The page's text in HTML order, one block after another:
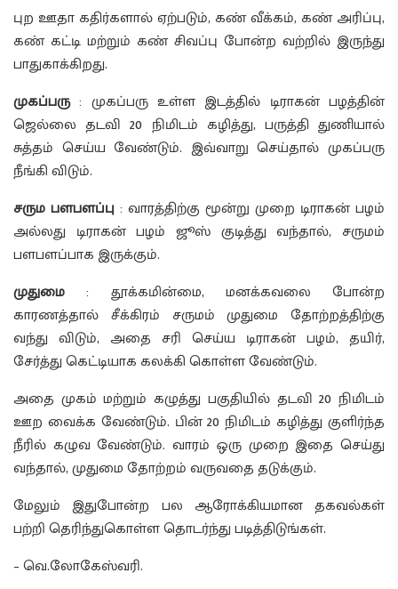
புற ஊதா கதிர்களால் ஏற்படும், கண் வீக்கம், கண் அரிப்பு,
கண் கட்டி மற்றும் கண் சிவப்பு போன்ற வற்றில் இருந்து
பாதுகாக்கிறது.
முகப்பரு: முகப்பரு உள்ள இடத்தில் டிராகன் பழத்தின்
ஜெல்லை தடவி 20 நிமிடம் கழித்து, பருத்தி துணியால்
சுத்தம் செய்ய வேண்டும். இவ்வாறு செய்தால் முகப்பரு
நீங்கி விடும்.
சரும பளபளப்பு : வாரத்திற்கு மூன்று முறை டிராகன் பழம்
அல்லது டிராகன் பழம் ஜூஸ் குடித்து வந்தால், சருமம்
பளபளப்பாக இருக்கும்.
முதுமை : தூக்கமின்மை, மனக்கவலை போன்ற
காரணத்தால் சீக்கிரம் சருமம் முதுமை தோற்றத்திற்கு
வந்து விடும், அதை சரி செய்ய டிராகன் பழம், தயிர்,
சேர்த்து கெட்டியாக கலக்கி கொள்ள வேண்டும்.
அதை முகம் மற்றும் கழுத்து பகுதியில் தடவி 20 நிமிடம்
ஊற வைக்க வேண்டும். பின் 20 நிமிடம் கழித்து குளிர்ந்த
நீரில் கழுவ வேண்டும். வாரம் ஒரு முறை இதை செய்து
வந்தால், முதுமை தோற்றம் வருவதை தடுக்கும்.
மேலும் இதுபோன்ற பல ஆரோக்கியமான தகவல்கள்
பற்றி தெரிந்துகொள்ள தொடர்ந்து படித்திடுங்கள்.
– வெ.லோகேஸ்வரி.